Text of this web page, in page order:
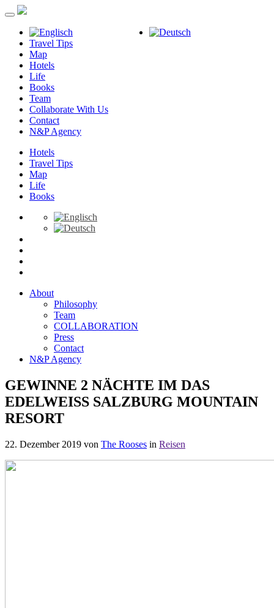
Travel Tips
Map
Hotels
Life
Books
Team
Collaborate With Us
Contact
N&P Agency
Hotels
Travel Tips
Map
Life
Books
About
Philosophy
Team
COLLABORATION
Press
Contact
N&P Agency
GEWINNE 2 NÄCHTE IM DAS
EDELWEISS SALZBURG MOUNTAIN
RESORT
22. Dezember 2019 von The Rooses in Reisen